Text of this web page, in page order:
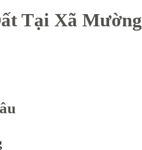
Tại Xã Mường